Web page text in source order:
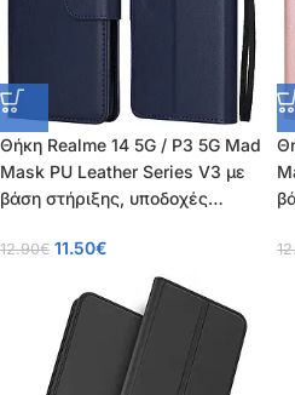
Θήκη Realme 14 5G / P3 5G Mad
Mask PU Leather Series V3 με
βάση στήριξης, υποδοχές
κούμπωμα μπλε
12.90€ 11.50€